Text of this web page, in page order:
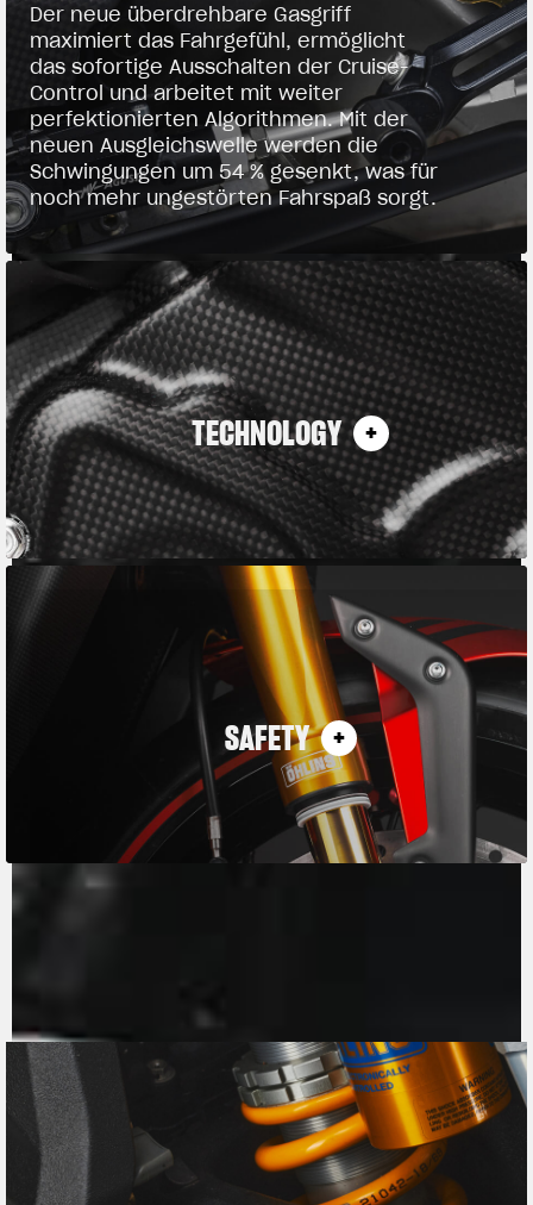
Der neue überdrehbare Gasgriff
maximiert das Fahrgefühl, ermöglicht
das sofortige Ausschalten der Cruise-
Control und arbeitet mit weiter
perfektionierten Algorithmen. Mit der
neuen Ausgleichswelle werden die
Schwingungen um 54 % gesenkt, was für
noch mehr ungestörten Fahrspaß sorgt.
TECHNOLOGY
SAFETY